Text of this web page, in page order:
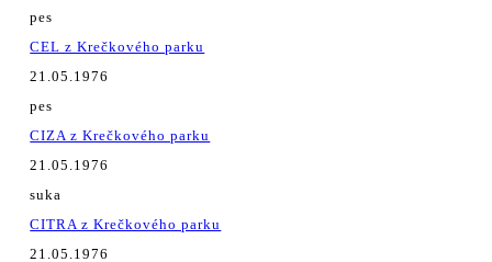
pes
CEL z Krečkového parku
21.05.1976
pes
CIZA z Krečkového parku
21.05.1976
suka
CITRA z Krečkového parku
21.05.1976